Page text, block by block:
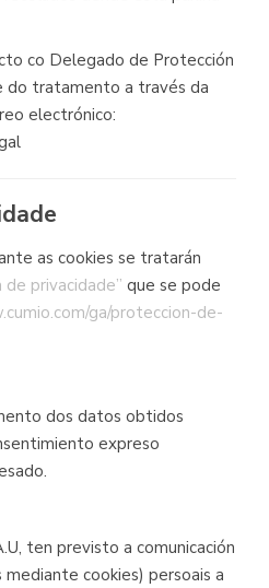
co Delegado de Protección
do tratamento a través da
electrónico:
as cookies se tratarán
de privacidade” que se pode
ga/proteccion-de-
dos datos obtidos
expreso
ten previsto a comunicación
cookies) persoais a